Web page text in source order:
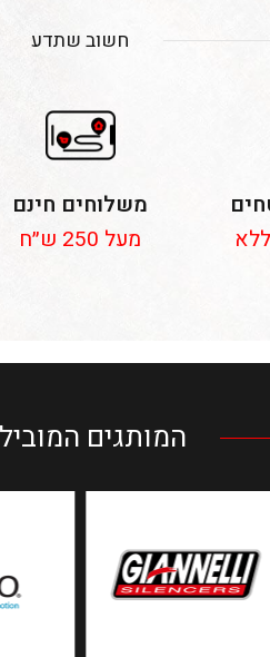
חשוב שתדע
ללא
משלוחים חינם
מעל 250 ש״ח
המותגים